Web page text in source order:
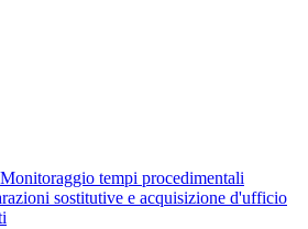
Monitoraggio tempi procedimentali
sostitutive e acquisizione d'ufficio